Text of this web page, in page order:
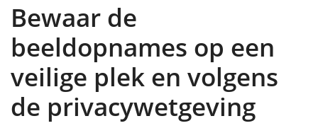
Bewaar de
beeldopnames op een
veilige plek en volgens
de privacywetgeving